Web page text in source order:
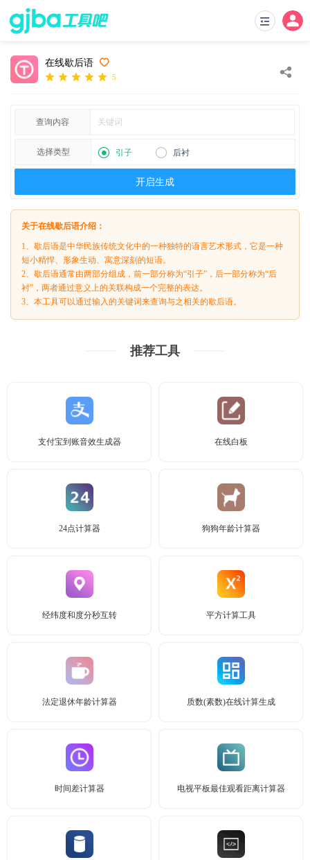
在线歇后语
5
查询内容
选择类型 引子 后衬
开启生成
关于在线歇后语介绍：
1、歇后语是中华民族传统文化中的一种独特的语言艺术形式，它是一种
短小精悍、形象生动、寓意深刻的短语。
2、歇后语通常由两部分组成，前一部分称为“引子”，后一部分称为“后
衬”，两者通过意义上的关联构成一个完整的表达。
3、本工具可以通过输入的关键词来查询与之相关的歇后语。
推荐工具
支付宝到账音效生成器 在线白板
24点计算器 狗狗年龄计算器
经纬度和度分秒互转 平方计算工具
法定退休年龄计算器 质数(素数)在线计算生成
时间差计算器 电视平板最佳观看距离计算器